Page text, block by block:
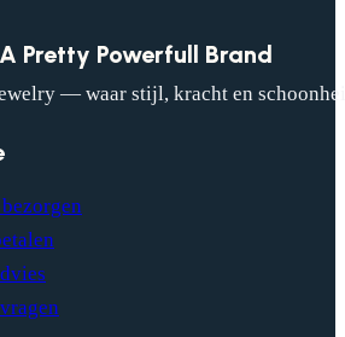
Pretty Powerfull Brand
— waar stijl, kracht en